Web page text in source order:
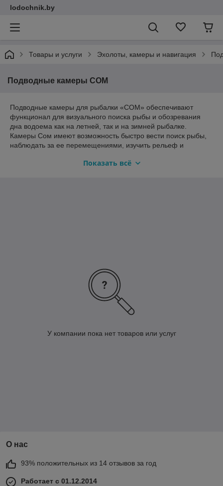
lodochnik.by
Товары и услуги Эхолоты, камеры и навигация
Подводные камеры СОМ
Подводные камеры для рыбалки «СОМ» обеспечивают
функционал для визуального поиска рыбы и обозревания
дна водоема как на летней, так и на зимней рыбалке.
Камеры Сом имеют возможность быстро вести поиск рыбы,
наблюдать за ее перемещениями, изучить рельеф и
предметов, а также видеть игру снасти и реакцию рыбы на
Показать всё
У компании пока нет товаров или услуг
О нас
93% положительных из 14 отзывов за год
Работает с 01.12.2014